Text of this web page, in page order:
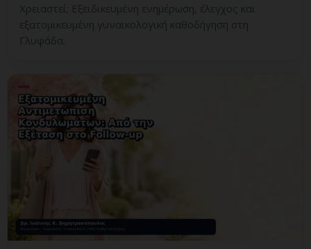
Χρειαστεί; Εξειδικευμένη ενημέρωση, έλεγχος και
εξατομικευμένη γυναικολογική καθοδήγηση στη
Γλυφάδα.